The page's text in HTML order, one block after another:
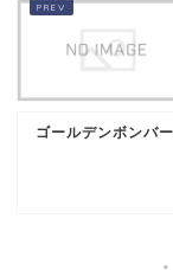
ゴールデンボンバ